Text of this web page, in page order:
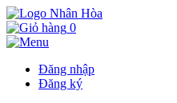
0
Đăng nhập
Đăng ký